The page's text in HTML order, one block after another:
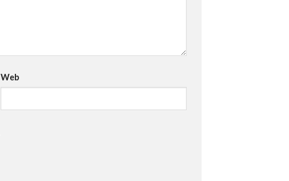
Web